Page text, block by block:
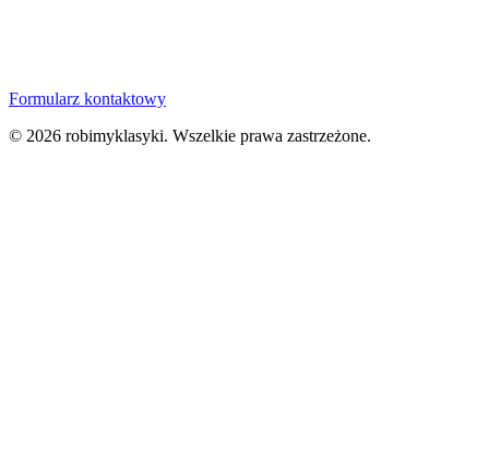
Formularz kontaktowy
© 2026 robimyklasyki. Wszelkie prawa zastrzeżone.